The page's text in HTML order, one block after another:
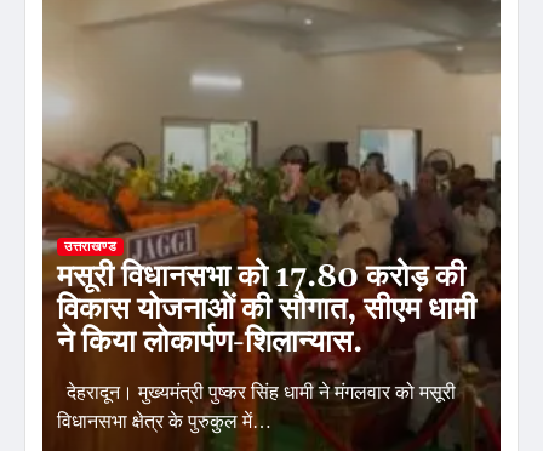
उत्तराखण्ड
मसूरी विधानसभा को 17.80 करोड़ की
विकास योजनाओं की सौगात, सीएम धामी
ने किया लोकार्पण-शिलान्यास.
देहरादून। मुख्यमंत्री पुष्कर सिंह धामी ने मंगलवार को मसूरी
विधानसभा क्षेत्र के पुरुकुल में…